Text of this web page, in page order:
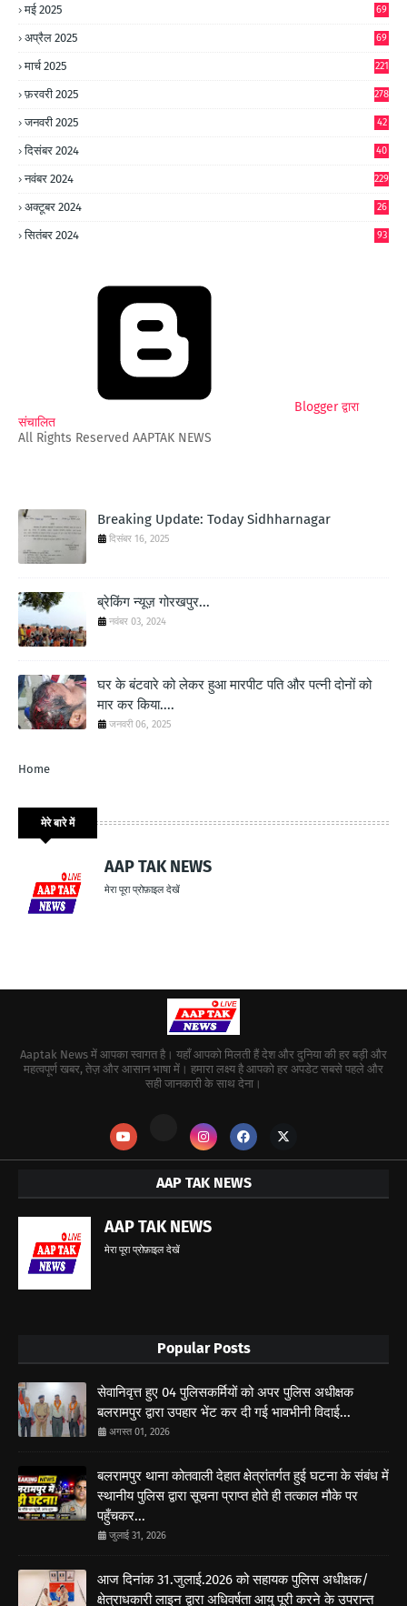
मई 2025 69
अप्रैल 2025 69
मार्च 2025 221
फ़रवरी 2025 278
जनवरी 2025
42
दिसंबर 2024
40
नवंबर 2024 229
अक्टूबर 2024
26
सितंबर 2024 93
Blogger द्वारा
संचालित
All Rights Reserved AAPTAK NEWS
Breaking Update: Today Sidhharnagar
दिसंबर 16, 2025
ब्रेकिंग न्यूज़ गोरखपुर...
नवंबर 03, 2024
घर के बंटवारे को लेकर हुआ मारपीट पति और पत्नी दोनों को
मार कर किया....
जनवरी 06, 2025
Home
मेरे बारे में
AAP TAK NEWS
मेरा पूरा प्रोफ़ाइल देखें
Aaptak News में आपका स्वागत है। यहाँ आपको मिलती हैं देश और दुनिया की हर बड़ी और
महत्वपूर्ण खबर, तेज़ और आसान भाषा में। हमारा लक्ष्य है आपको हर अपडेट सबसे पहले और
सही जानकारी के साथ देना।
AAP TAK NEWS
AAP TAK NEWS
मेरा पूरा प्रोफ़ाइल देखें
Popular Posts
सेवानिवृत्त हुए 04 पुलिसकर्मियों को अपर पुलिस अधीक्षक
बलरामपुर द्वारा उपहार भेंट कर दी गई भावभीनी विदाई...
अगस्त 01, 2026
बलरामपुर थाना कोतवाली देहात क्षेत्रांतर्गत हुई घटना के संबंध में
स्थानीय पुलिस द्वारा सूचना प्राप्त होते ही तत्काल मौके पर
पहुँचकर...
जुलाई 31, 2026
आज दिनांक 31.जुलाई.2026 को सहायक पुलिस अधीक्षक/
क्षेत्राधकारी लाइन द्वारा अधिवर्षता आयु पूरी करने के उपरान्त